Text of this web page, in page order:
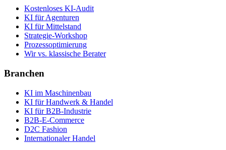
Kostenloses KI-Audit
KI für Agenturen
KI für Mittelstand
Strategie-Workshop
Prozessoptimierung
Wir vs. klassische Berater
Branchen
KI im Maschinenbau
KI für Handwerk & Handel
KI für B2B-Industrie
B2B-E-Commerce
D2C Fashion
Internationaler Handel